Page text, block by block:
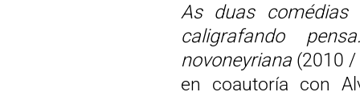
As duas
caligrafando
novoneyriana (2010 /
en coautoría con